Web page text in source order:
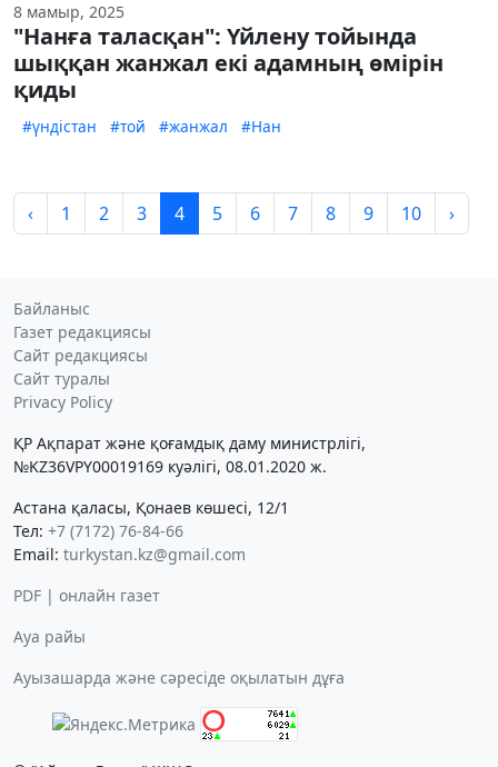
8 мамыр, 2025
"Нанға таласқан": Үйлену тойында
шыққан жанжал екі адамның өмірін
қиды
#үндістан #той #жанжал #Нан
‹ 1 2 3 4 5 6 7 8 9 10 ›
Байланыс
Газет редакциясы
Сайт редакциясы
Сайт туралы
Privacy Policy
ҚР Ақпарат және қоғамдық даму министрлігі,
№KZ36VPY00019169 куәлігі, 08.01.2020 ж.
Астана қаласы, Қонаев көшесі, 12/1
Тел: +7 (7172) 76-84-66
Email: turkystan.kz@gmail.com
PDF | онлайн газет
Ауа райы
Ауызашарда және сәресіде оқылатын дұға